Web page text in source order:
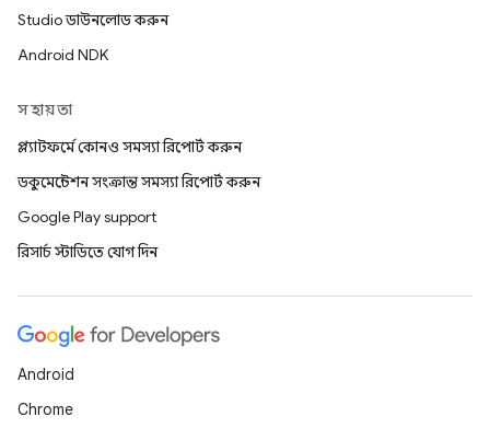
Studio ডাউনলোড করুন
Android NDK
সহায়তা
প্ল্যাটফর্মে কোনও সমস্যা রিপোর্ট করুন
ডকুমেন্টেশন সংক্রান্ত সমস্যা রিপোর্ট করুন
Google Play support
রিসার্চ স্টাডিতে যোগ দিন
Android
Chrome